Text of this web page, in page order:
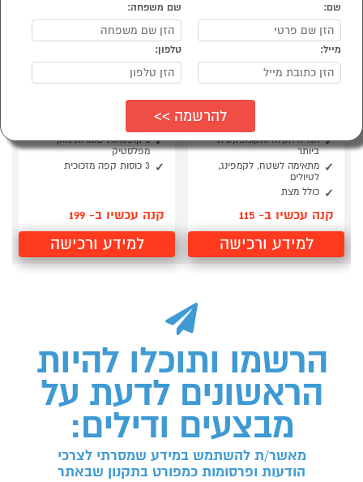
סמן להשוואה
הגזיה הקלה והקומפקטית
ביותר
מתאימה לשטח, לקמפינג,
לטיולים
כולל מצת
קנה עכשיו ב- 115
למידע ורכישה
סמן להשוואה
2 קופסאות שומרות מזון
מפלסטיק
3 כוסות קפה מזכוכית
קנה עכשיו ב- 199
למידע ורכישה
הרשמו ותוכלו להיות
הראשונים לדעת על
מבצעים ודילים:
מאשר/ת להשתמש במידע שמסרתי לצרכי
הודעות ופרסומות כמפורט בתקנון שבאתר
שם: שם משפחה:
מייל: טלפון: